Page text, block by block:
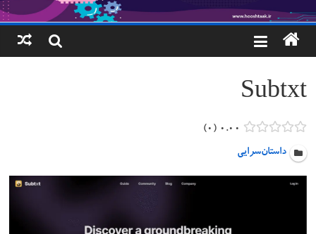
خبری
هوش
مصنوعی
www.hooshtaak.ir
Subtxt
۰.۰۰ ۰
داستان‌سرایی